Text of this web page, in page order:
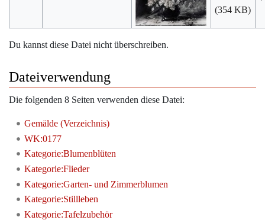
(354 KB)
Du kannst diese Datei nicht überschreiben.
Dateiverwendung
Die folgenden 8 Seiten verwenden diese Datei:
Gemälde (Verzeichnis)
WK:0177
Kategorie:Blumenblüten
Kategorie:Flieder
Kategorie:Garten- und Zimmerblumen
Kategorie:Stillleben
Kategorie:Tafelzubehör